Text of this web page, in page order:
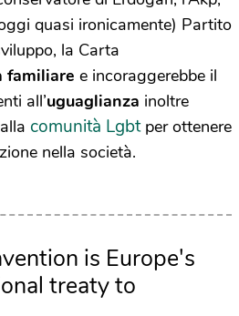
quasi ironicamente) Partito
la Carta
familiare e incoraggerebbe il
all’uguaglianza inoltre
comunità Lgbtper ottenere
nella società.
is Europe's
treaty to